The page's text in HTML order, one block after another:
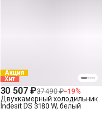
Акция
Хит
30 507 ₽37 490 ₽−19%
Двухкамерный холодильник
Indesit DS 3180 W, белый